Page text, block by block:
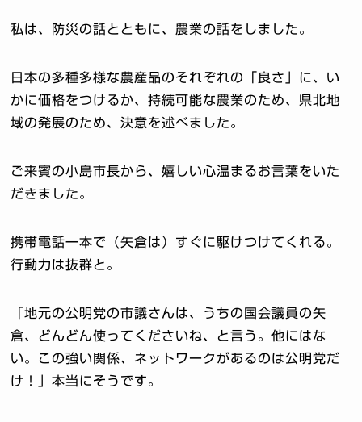
私は、防災の話とともに、農業の話をしました。
日本の多種多様な農産品のそれぞれの「良さ」に、い
かに価格をつけるか、持続可能な農業のため、県北地
域の発展のため、決意を述べました。
ご来賓の小島市長から、嬉しい心温まるお言葉をいた
だきました。
携帯電話一本で（矢倉は）すぐに駆けつけてくれる。
行動力は抜群と。
「地元の公明党の市議さんは、うちの国会議員の矢
倉、どんどん使ってくださいね、と言う。他にはな
い。この強い関係、ネットワークがあるのは公明党だ
け！」本当にそうです。